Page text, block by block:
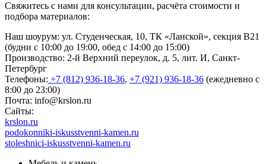
Свяжитесь с нами для консультации, расчёта стоимости и
подбора материалов:
Наш шоурум: ул. Студенческая, 10, ТК «Ланской», секция В21
(будни с 10:00 до 19:00, обед с 14:00 до 15:00)
Производство: 2-й Верхний переулок, д. 5, лит. И, Санкт-
Петербург
Телефоны: +7 (812) 936-18-36, +7 (921) 936-18-36 (ежедневно с
8:00 до 23:00)
Почта: info@krslon.ru
Сайты:
krslon.ru
podokonniki-iskusstvenni-kamen.ru
stoleshnici-iskusstvenni-kamen.ru